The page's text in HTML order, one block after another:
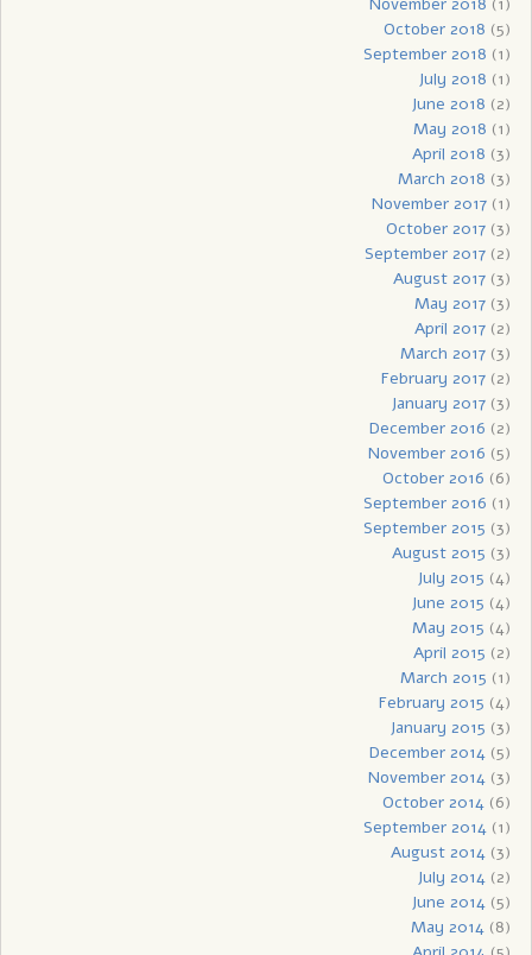
November 2018 (1)
October 2018 (5)
September 2018 (1)
July 2018 (1)
June 2018 (2)
May 2018 (1)
April 2018 (3)
March 2018 (3)
November 2017(1)
October 2017(3)
September 2017(2)
August 2017(3)
May 2017(3)
April 2017(2)
March 2017(3)
February 2017(2)
January 2017(3)
December 2016 (2)
November 2016 (5)
October 2016 (6)
September 2016 (1)
September 2015 (3)
August 2015 (3)
July 2015 (4)
June 2015 (4)
May 2015 (4)
April 2015 (2)
March 2015 (1)
February 2015 (4)
January 2015 (3)
December 2014(5)
November 2014(3)
October 2014(6)
September 2014(1)
August 2014(3)
July 2014(2)
June 2014(5)
May 2014(8)